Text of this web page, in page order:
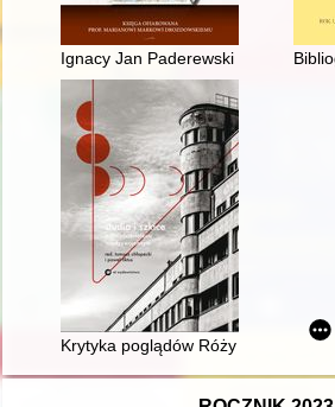
Ignacy Jan Paderewski i 43 Pułk
Krytyka poglądów Róży